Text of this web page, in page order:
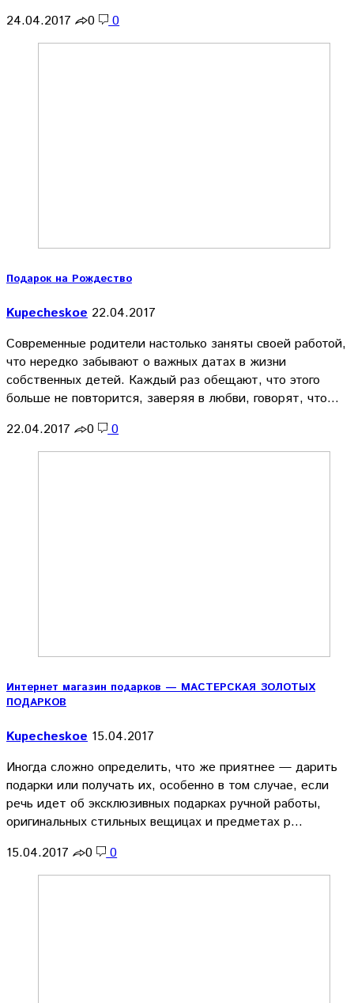
24.04.2017
0 0
Подарок на Рождество
Kupecheskoe 22.04.2017
Современные родители настолько заняты своей работой,
что нередко забывают о важных датах в жизни
собственных детей. Каждый раз обещают, что этого
больше не повторится, заверяя в любви, говорят, что…
22.04.2017
0 0
Интернет магазин подарков — МАСТЕРСКАЯ ЗОЛОТЫХ
ПОДАРКОВ
Kupecheskoe 15.04.2017
Иногда сложно определить, что же приятнее — дарить
подарки или получать их, особенно в том случае, если
речь идет об эксклюзивных подарках ручной работы,
оригинальных стильных вещицах и предметах р…
15.04.2017
0 0